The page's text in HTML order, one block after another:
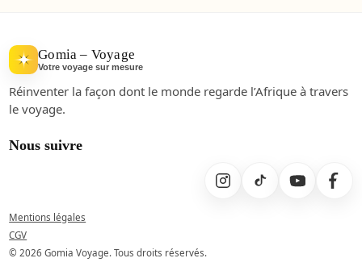
Gomia – Voyage
Votre voyage sur mesure
Réinventer la façon dont le monde regarde l’Afrique à travers
le voyage.
Nous suivre
Mentions légales
CGV
© 2026 Gomia Voyage. Tous droits réservés.